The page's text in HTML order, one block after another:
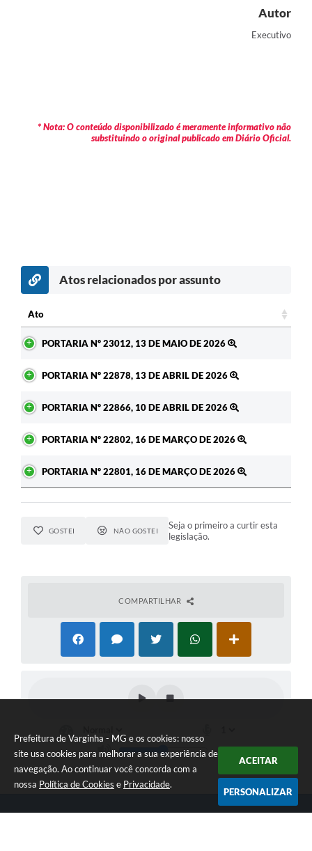
Prefeitura de Varginha - MG e os cookies: nosso
site usa cookies para melhorar a sua experiência de
navegação. Ao continuar você concorda com a
nossa Política de Cookies e Privacidade.
ACEITAR
PERSONALIZAR
Autor
Executivo
* Nota: O conteúdo disponibilizado é meramente informativo não
substituindo o original publicado em Diário Oficial.
Atos relacionados por assunto
Ato
PORTARIA Nº 23012, 13 DE MAIO DE 2026
PORTARIA Nº 22878, 13 DE ABRIL DE 2026
PORTARIA Nº 22866, 10 DE ABRIL DE 2026
PORTARIA Nº 22802, 16 DE MARÇO DE 2026
PORTARIA Nº 22801, 16 DE MARÇO DE 2026
GOSTEI NÃO GOSTEI
Seja o primeiro a curtir esta
legislação.
COMPARTILHAR